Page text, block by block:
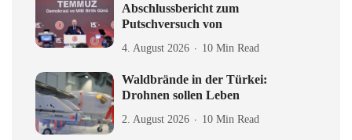
Abschlussbericht zum
Putschversuch von
4. August 2026 10 Min Read
Waldbrände in der Türkei:
Drohnen sollen Leben
2. August 2026 10 Min Read